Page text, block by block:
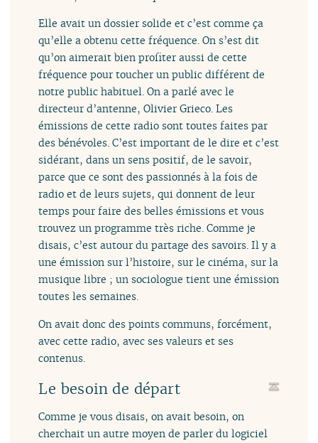
Elle avait un dossier solide et c’est comme ça
qu’elle a obtenu cette fréquence. On s’est dit
qu’on aimerait bien profiter aussi de cette
fréquence pour toucher un public différent de
notre public habituel. On a parlé avec le
directeur d’antenne, Olivier Grieco. Les
émissions de cette radio sont toutes faites par
des bénévoles. C’est important de le dire et c’est
sidérant, dans un sens positif, de le savoir,
parce que ce sont des passionnés à la fois de
radio et de leurs sujets, qui donnent de leur
temps pour faire des belles émissions et vous
trouvez un programme très riche. Comme je
disais, c’est autour du partage des savoirs. Il y a
une émission sur l’histoire, sur le cinéma, sur la
musique libre ; un sociologue tient une émission
toutes les semaines.
On avait donc des points communs, forcément,
avec cette radio, avec ses valeurs et ses
contenus.
Le besoin de départ
Comme je vous disais, on avait besoin, on
cherchait un autre moyen de parler du logiciel